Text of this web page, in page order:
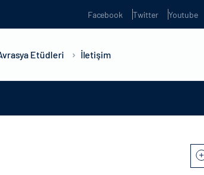
Facebook Twitter Youtube
Etüdleri İletişim